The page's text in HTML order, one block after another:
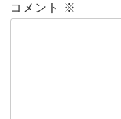
コメント ※